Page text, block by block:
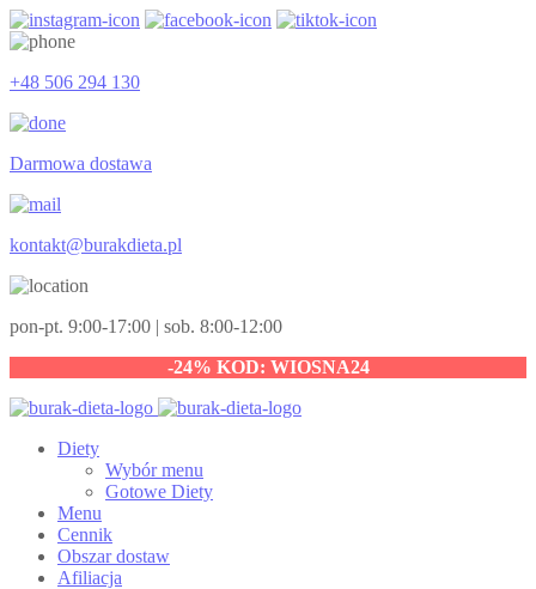
+48 506 294 130
Darmowa dostawa
kontakt@burakdieta.pl
pon-pt. 9:00-17:00 | sob. 8:00-12:00
-24% KOD: WIOSNA24
Diety
Wybór menu
Gotowe Diety
Menu
Cennik
Obszar dostaw
Afiliacja